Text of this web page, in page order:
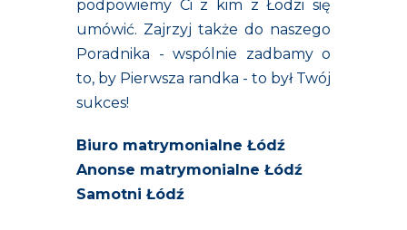
podpowiemy Ci z kim z Łodzi się
umówić. Zajrzyj także do naszego
Poradnika - wspólnie zadbamy o
to, by Pierwsza randka - to był Twój
sukces!
Biuro matrymonialne Łódź
Anonse matrymonialne Łódź
Samotni Łódź